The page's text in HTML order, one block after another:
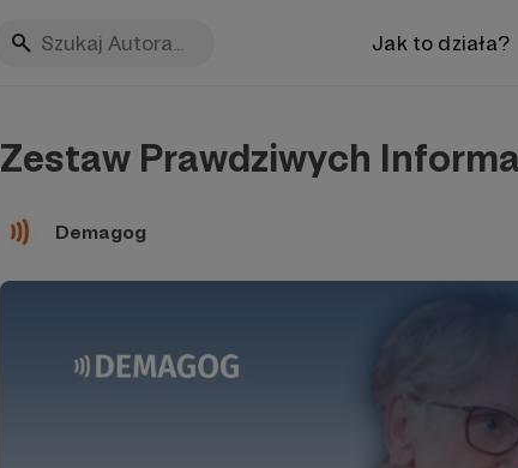
Jak to działa?
Zestaw Prawdziwych
Demagog